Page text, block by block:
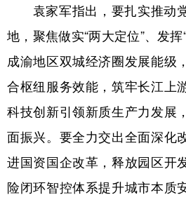
袁家军指出，要扎实推动
地，聚焦做实“两大定位”、发
成渝地区双城经济圈发展能级
合枢纽服务效能，筑牢长江上
科技创新引领新质生产力发展
面振兴。要全力交出全面深化
进国资国企改革，释放园区开
险闭环智控体系提升城市本质